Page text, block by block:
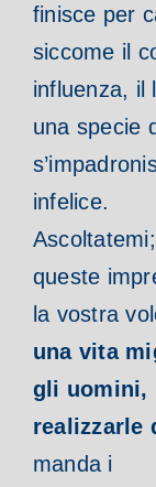
finisce per
siccome il
influenza, il
una specie
infelice.
queste
la vostra
una vita
gli uomini,
realizzarle
manda i